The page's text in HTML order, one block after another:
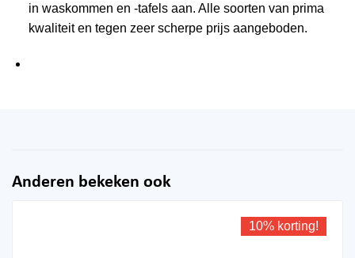
in waskommen en -tafels aan. Alle soorten van prima
kwaliteit en tegen zeer scherpe prijs aangeboden.
Anderen bekeken ook
10% korting!